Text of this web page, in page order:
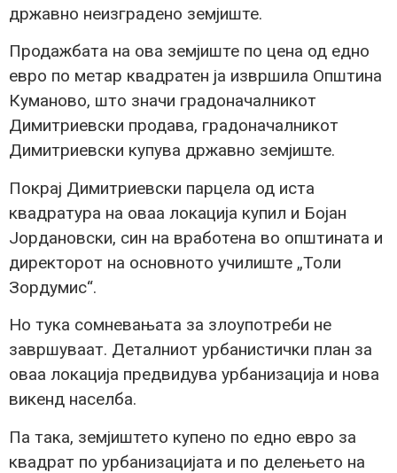
државно неизградено земјиште.
Продажбата на ова земјиште по цена од едно
евро по метар квадратен ја извршила Општина
Куманово, што значи градоначалникот
Димитриевски продава, градоначалникот
Димитриевски купува државно земјиште.
Покрај Димитриевски парцела од иста
квадратура на оваа локација купил и Бојан
Јордановски, син на вработена во општината и
директорот на основното училиште „Толи
Зордумис“.
Но тука сомневањата за злоупотреби не
завршуваат. Деталниот урбанистички план за
оваа локација предвидува урбанизација и нова
викенд населба.
Па така, земјиштето купено по едно евро за
квадрат по урбанизацијата и по делењето на